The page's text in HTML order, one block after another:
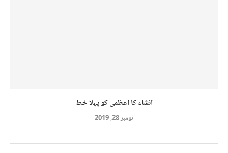
انشاء کا اعظمی کو پہلا خط
نومبر 28, 2019